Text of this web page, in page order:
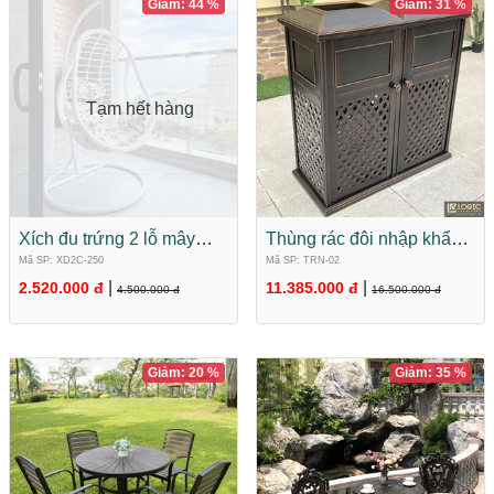
Tạm hết hàng
Xích đu trứng 2 lỗ mây
nhựa nhập khẩu XD2C-
250
Mã SP: XD2C-250
2.520.000 đ 4.500.000 đ
Giảm: 44 %
Thùng rác đôi nhập khẩu
hợp kim nhôm đúc cao
cấp TRN-02
Mã SP: TRN-02
11.385.000 đ 16.500.000 đ
Giảm: 31 %
Giảm: 20 % Giảm: 35 %